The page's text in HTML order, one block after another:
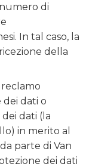
di
In tal caso, la
della
dati o
dati (la
in merito al
parte di Van
dei dati